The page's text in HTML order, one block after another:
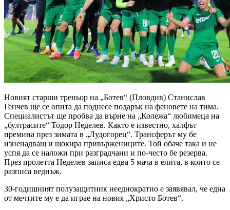
Новият старши треньор на „Ботев“ (Пловдив) Станислав
Генчев ще се опита да поднесе подарък на феновете на тима.
Специалистът ще пробва да върне на „Колежа“ любимеца на
„бултрасите“ Тодор Неделев. Както е известно, халфът
премина през зимата в „Лудогорец“. Трансферът му бе
изненадващ и шокира привържениците. Той обаче така и не
успя да се наложи при разградчани и по-често бе резерва.
През пролетта Неделев записа едва 5 мача в елита, в които се
разписа веднъж.
30-годишният полузащитник нееднократно е заявявал, че една
от мечтите му е да играе на новия „Христо Ботев“.